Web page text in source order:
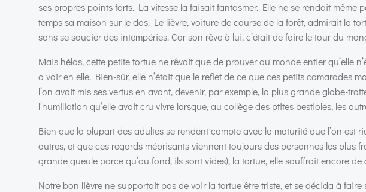
ses propres points forts. La vitesse la faisait fantasmer. Elle ne se rendait même
temps sa maison sur le dos. Le lièvre, voiture de course de la forêt, admirait la
sans se soucier des intempéries. Car son rêve à lui, c’était de faire le tour du
Mais hélas, cette petite tortue ne rêvait que de prouver au monde entier qu’elle
a voir en elle. Bien-sûr, elle n’était que le reflet de ce que ces petits camarades
l’on avait mis ses vertus en avant, devenir, par exemple, la plus grande globe-
l’humiliation qu’elle avait cru vivre lorsque, au collège des ptites bestioles, les
Bien que la plupart des adultes se rendent compte avec la maturité que l’on est
autres, et que ces regards méprisants viennent toujours des personnes les plus
grande gueule parce qu’au fond, ils sont vides), la tortue, elle souffrait encore
Notre bon lièvre ne supportait pas de voir la tortue être triste, et se décida à